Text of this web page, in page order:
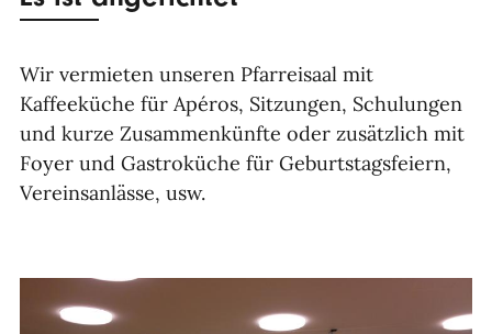
Wir vermieten unseren Pfarreisaal mit
Kaffeeküche für Apéros, Sitzungen, Schulungen
und kurze Zusammenkünfte oder zusätzlich mit
Foyer und Gastroküche für Geburtstagsfeiern,
Vereinsanlässe, usw.